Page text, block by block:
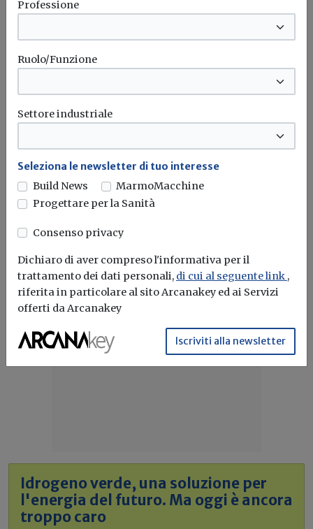
171/2023, invece, si traduce nel divieto
aprioristico di instaurare tale specifica
l’inevitabile illegittimità per violazione
dei principi inderogabili che governano
la materia”, concludono i giudici
Impianti FER Aree idonee Lazio TAR
Aree non idonee
Moratoria
Idrogeno verde, una soluzione per
l'energia del futuro. Ma oggi è ancora
troppo caro
Professione
Ruolo/Funzione
Settore industriale
Seleziona le newsletter di tuo interesse
Build News
MarmoMacchine
Progettare per la Sanità
Consenso privacy
Dichiaro di aver compreso l'informativa per il
trattamento dei dati personali, di cui al seguente link ,
riferita in particolare al sito Arcanakey ed ai Servizi
offerti da Arcanakey
Iscriviti alla newsletter